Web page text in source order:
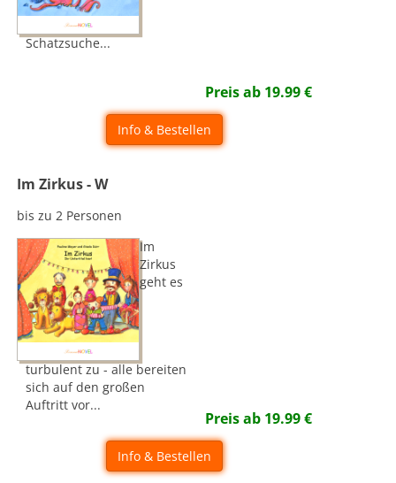
Schatzsuche...
Preis ab 19.99€
Info & Bestellen
Im Zirkus - W
bis zu 2 Personen
Im
Zirkus
geht es
turbulent zu - alle bereiten
sich auf den großen
Auftritt vor...
Preis ab 19.99€
Info & Bestellen